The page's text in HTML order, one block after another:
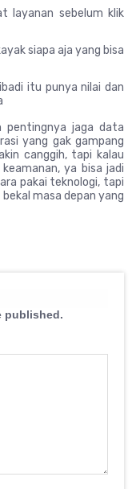
layanan sebelum klik
siapa aja yang bisa
itu punya nilai dan
pentingnya jaga data
yang gak gampang
canggih, tapi kalau
ya bisa jadi
pakai teknologi, tapi
masa depan yang
published.